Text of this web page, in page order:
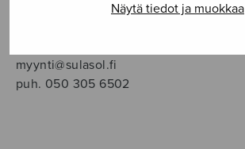
Näytä tiedot ja muokkaa
Tallberginkatu 1 B, 1,5 krs.
myynti@sulasol.fi
puh. 050 305 6502